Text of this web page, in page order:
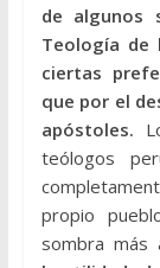
de algunos
Teología de
ciertas
que por el
apóstoles.
teólogos
propio
sombra más